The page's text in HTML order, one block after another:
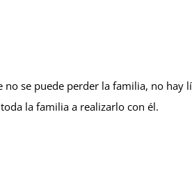
se puede perder la familia, no
la familia a realizarlo con él.